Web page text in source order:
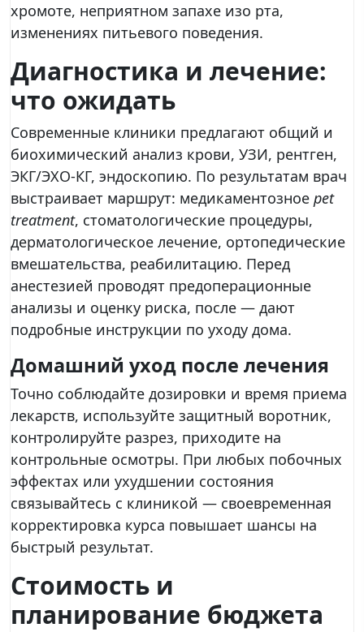
хромоте, неприятном запахе изо рта,
изменениях питьевого поведения.
Диагностика и лечение:
что ожидать
Современные клиники предлагают общий и
биохимический анализ крови, УЗИ, рентген,
ЭКГ/ЭХО-КГ, эндоскопию. По результатам врач
выстраивает маршрут: медикаментозное pet
treatment, стоматологические процедуры,
дерматологическое лечение, ортопедические
вмешательства, реабилитацию. Перед
анестезией проводят предоперационные
анализы и оценку риска, после — дают
подробные инструкции по уходу дома.
Домашний уход после лечения
Точно соблюдайте дозировки и время приема
лекарств, используйте защитный воротник,
контролируйте разрез, приходите на
контрольные осмотры. При любых побочных
эффектах или ухудшении состояния
связывайтесь с клиникой — своевременная
корректировка курса повышает шансы на
быстрый результат.
Стоимость и
планирование бюджета